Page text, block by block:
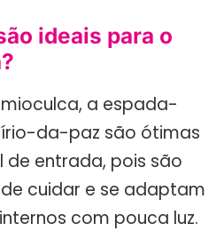
ideais para o
a espada-
da-paz são ótimas
entrada, pois são
cuidar e se adaptam
com pouca luz.